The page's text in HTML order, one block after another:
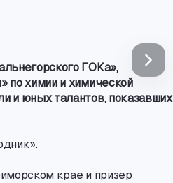
ГОКа»,
по химии и химической
и юных талантов, показавших
крае и призер